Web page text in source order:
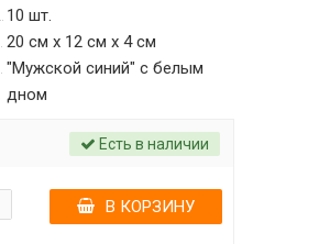
10 шт.
20 см х 12 см х 4 см
"Мужской синий" c белым
дном
Есть в наличии
В КОРЗИНУ